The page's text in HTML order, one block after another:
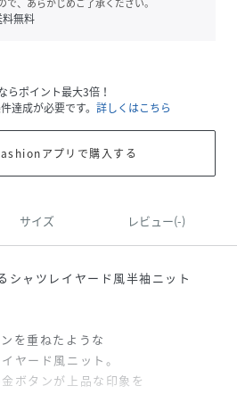
無料
らポイント最大3倍！
達成が必要です。 詳しくはこちら
アプリで購入する
サイズ レビュー(-)
シャツレイヤード風半袖ニット
を重ねたような
ヤード風ニット。
ボタンが上品な印象を